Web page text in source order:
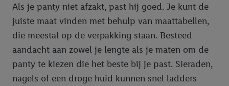
Als je panty niet afzakt, past hij goed. Je kunt de
juiste maat vinden met behulp van maattabellen,
die meestal op de verpakking staan. Besteed
aandacht aan zowel je lengte als je maten om de
panty te kiezen die het beste bij je past. Sieraden,
nagels of een droge huid kunnen snel ladders